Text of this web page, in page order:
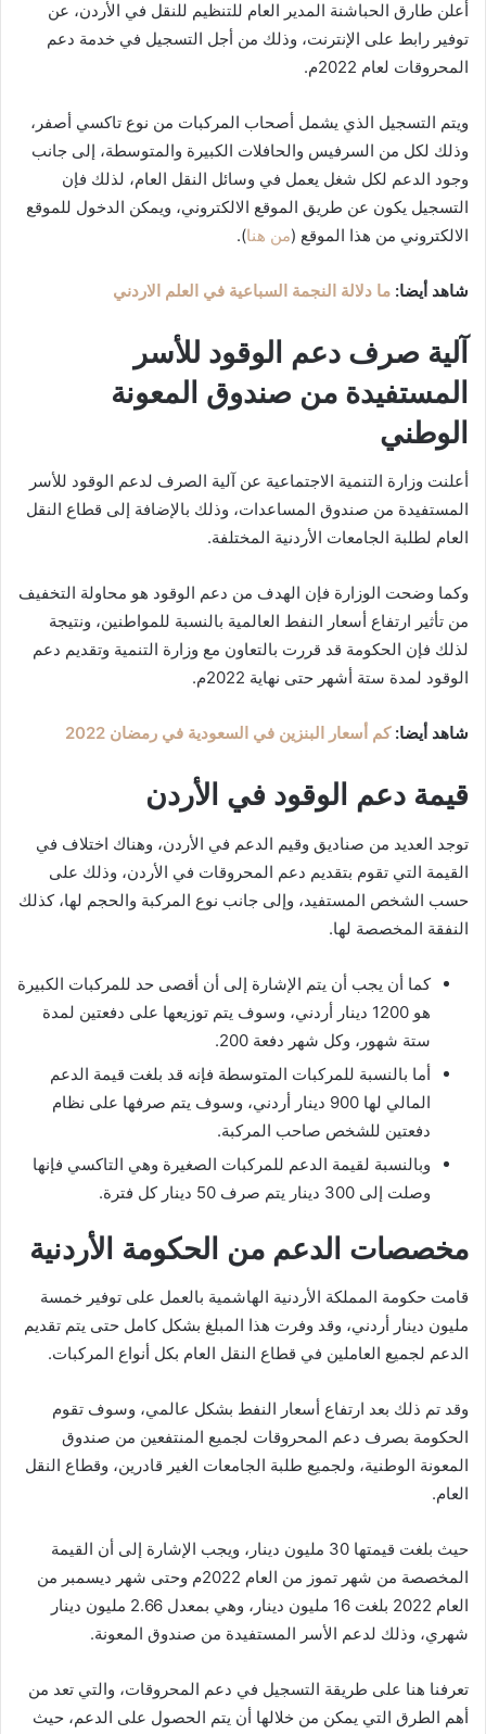
أعلن طارق الحباشنة المدير العام للتنظيم للنقل في الأردن، عن
توفير رابط على الإنترنت، وذلك من أجل التسجيل في خدمة دعم
المحروقات لعام 2022م.
ويتم التسجيل الذي يشمل أصحاب المركبات من نوع تاكسي أصفر،
وذلك لكل من السرفيس والحافلات الكبيرة والمتوسطة، إلى جانب
وجود الدعم لكل شغل يعمل في وسائل النقل العام، لذلك فإن
التسجيل يكون عن طريق الموقع الالكتروني، ويمكن الدخول للموقع
الالكتروني من هذا الموقع (من هنا).
شاهد أيضا: ما دلالة النجمة السباعية في العلم الاردني
آلية صرف دعم الوقود للأسر
المستفيدة من صندوق المعونة
الوطني
أعلنت وزارة التنمية الاجتماعية عن آلية الصرف لدعم الوقود للأسر
المستفيدة من صندوق المساعدات، وذلك بالإضافة إلى قطاع النقل
العام لطلبة الجامعات الأردنية المختلفة.
وكما وضحت الوزارة فإن الهدف من دعم الوقود هو محاولة التخفيف
من تأثير ارتفاع أسعار النفط العالمية بالنسبة للمواطنين، ونتيجة
لذلك فإن الحكومة قد قررت بالتعاون مع وزارة التنمية وتقديم دعم
الوقود لمدة ستة أشهر حتى نهاية 2022م.
شاهد أيضا:كم أسعار البنزين في السعودية في رمضان 2022
قيمة دعم الوقود في الأردن
توجد العديد من صناديق وقيم الدعم في الأردن، وهناك اختلاف في
القيمة التي تقوم بتقديم دعم المحروقات في الأردن، وذلك على
حسب الشخص المستفيد، وإلى جانب نوع المركبة والحجم لها، كذلك
النفقة المخصصة لها.
كما أن يجب أن يتم الإشارة إلى أن أقصى حد للمركبات الكبيرة
هو 1200 دينار أردني، وسوف يتم توزيعها على دفعتين لمدة
ستة شهور، وكل شهر دفعة 200.
أما بالنسبة للمركبات المتوسطة فإنه قد بلغت قيمة الدعم
المالي لها 900 دينار أردني، وسوف يتم صرفها على نظام
دفعتين للشخص صاحب المركبة.
وبالنسبة لقيمة الدعم للمركبات الصغيرة وهي التاكسي فإنها
وصلت إلى 300 دينار يتم صرف 50 دينار كل فترة.
مخصصات الدعم من الحكومة الأردنية
قامت حكومة المملكة الأردنية الهاشمية بالعمل على توفير خمسة
مليون دينار أردني، وقد وفرت هذا المبلغ بشكل كامل حتى يتم تقديم
الدعم لجميع العاملين في قطاع النقل العام بكل أنواع المركبات.
وقد تم ذلك بعد ارتفاع أسعار النفط بشكل عالمي، وسوف تقوم
الحكومة بصرف دعم المحروقات لجميع المنتفعين من صندوق
المعونة الوطنية، ولجميع طلبة الجامعات الغير قادرين، وقطاع النقل
العام.
حيث بلغت قيمتها 30 مليون دينار، ويجب الإشارة إلى أن القيمة
المخصصة من شهر تموز من العام 2022م وحتى شهر ديسمبر من
العام 2022 بلغت 16 مليون دينار، وهي بمعدل 2.66 مليون دينار
شهري، وذلك لدعم الأسر المستفيدة من صندوق المعونة.
تعرفنا هنا على طريقة التسجيل في دعم المحروقات، والتي تعد من
أهم الطرق التي يمكن من خلالها أن يتم الحصول على الدعم، حيث